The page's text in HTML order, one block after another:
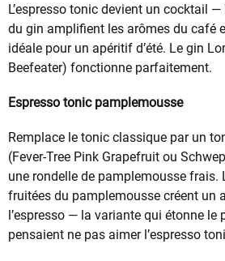
L’espresso tonic devient un cocktail
du gin amplifient les arômes du café
idéale pour un apéritif d’été. Le gin
Beefeater) fonctionne parfaitement.
Espresso tonic pamplemousse
Remplace le tonic classique par un
(Fever-Tree Pink Grapefruit ou
une rondelle de pamplemousse frais.
fruitées du pamplemousse créent un
l’espresso — la variante qui étonne le
pensaient ne pas aimer l’espresso